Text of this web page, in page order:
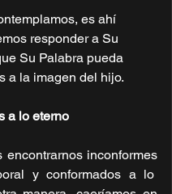
es ahí
responder a Su
Su Palabra pueda
a la imagen del hijo.
a lo eterno
encontrarnos inconformes
y conformados a lo